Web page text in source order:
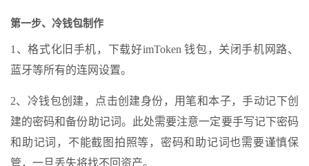
第一步、冷钱包制作
1、格式化旧手机，下载好imToken 钱包，关闭手机网路、
蓝牙等所有的连网设置。
2、冷钱包创建，点击创建身份，用笔和本子，手动记下创
建的密码和备份助记词。此处需要注意一定要手写记下密码
和助记词，不能截图拍照等，密码和助记词也需要谨慎保
管，一旦丢失将找不回资产。